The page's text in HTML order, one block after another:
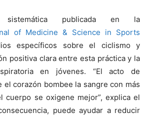
sistemática publicada en la
of Medicine & Science in Sports
específicos sobre el ciclismo y
positiva clara entre esta práctica y la
en jóvenes. “El acto de
el corazón bombee la sangre con más
cuerpo se oxigene mejor”, explica el
puede ayudar a reducir